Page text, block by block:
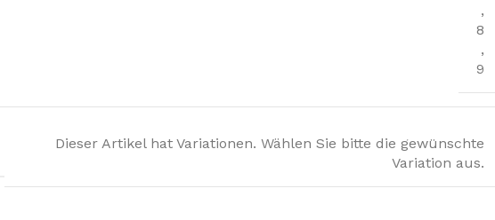
,
8
,
9
Dieser Artikel hat Variationen. Wählen Sie bitte die gewünschte
Variation aus.